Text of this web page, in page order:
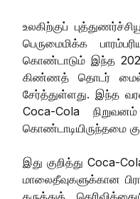
உலகிற்குப்
பெருமைமிக்க
கொண்டாடும் இந்த
கிண்ணத் தொடர்
சேர்த்துள்ளது. இந்த
Coca-Cola
கொண்டாடியிருந்தமை
இது குறித்து Coca-
மாலைதீவுகளுக்கான
கருத்துத்